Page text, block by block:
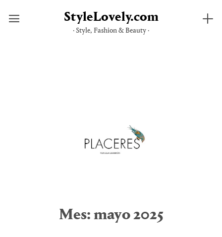
StyleLovely.com
· Style, Fashion & Beauty ·
Mes: mayo 2025